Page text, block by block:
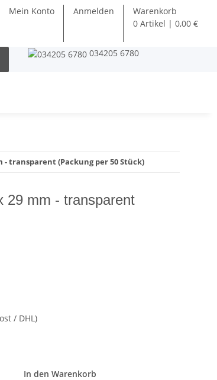
Mein Konto Anmelden
Warenkorb
0 Artikel | 0,00 €
034205 6780
transparent (Packung per 50 Stück)
29 mm - transparent
/ DHL)
In den Warenkorb